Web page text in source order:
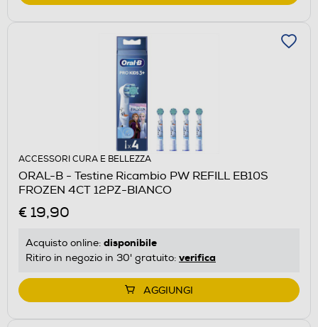
ACCESSORI CURA E BELLEZZA
ORAL-B - Testine Ricambio PW REFILL EB10S
FROZEN 4CT 12PZ-BIANCO
€ 19,90
Acquisto online: disponibile
Ritiro in negozio in 30' gratuito: verifica
AGGIUNGI